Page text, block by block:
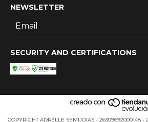
NEWSLETTER
SECURITY AND CERTIFICATIONS
COPYRIGHT ADRÉLLE SEMIJOIAS - 26309692000148 -